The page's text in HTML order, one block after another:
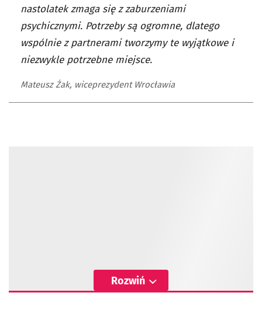
nastolatek zmaga się z zaburzeniami
psychicznymi. Potrzeby są ogromne, dlatego
wspólnie z partnerami tworzymy te wyjątkowe i
niezwykle potrzebne miejsce.
Mateusz Żak, wiceprezydent Wrocławia
Rozwiń